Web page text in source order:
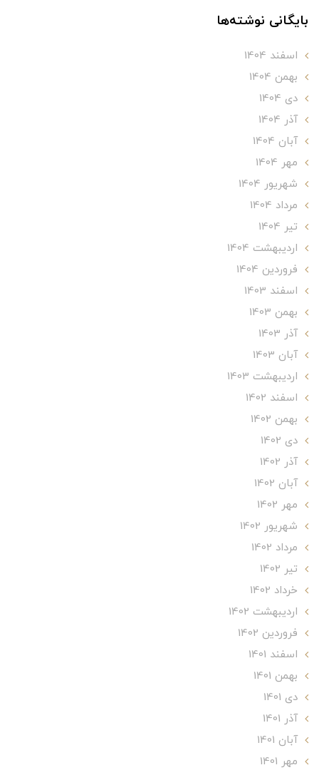
بایگانی نوشته‌ها
اسفند 1404
بهمن 1404
دی 1404
آذر 1404
آبان 1404
مهر 1404
شهریور 1404
مرداد 1404
تير 1404
ارديبهشت 1404
فروردین 1404
اسفند 1403
بهمن 1403
آذر 1403
آبان 1403
ارديبهشت 1403
اسفند 1402
بهمن 1402
دی 1402
آذر 1402
آبان 1402
مهر 1402
شهریور 1402
مرداد 1402
تير 1402
خرداد 1402
ارديبهشت 1402
فروردین 1402
اسفند 1401
بهمن 1401
دی 1401
آذر 1401
آبان 1401
مهر 1401